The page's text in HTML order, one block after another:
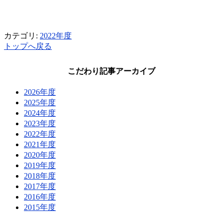
カテゴリ: 2022年度
トップへ戻る
こだわり記事アーカイブ
2026年度
2025年度
2024年度
2023年度
2022年度
2021年度
2020年度
2019年度
2018年度
2017年度
2016年度
2015年度